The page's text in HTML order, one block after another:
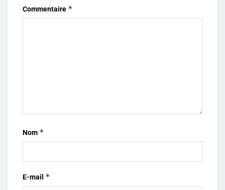
Commentaire *
Nom *
E-mail *